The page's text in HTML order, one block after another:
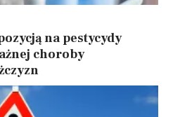
na pestycydy
choroby